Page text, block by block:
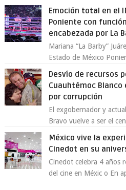
Emoción total en el
Poniente con
encabezada por La
Mariana “La Barby”
Estado de México
Supergallo La Unidad
Desvío de recursos
Cuauhtémoc
por corrupción
El exgobernador y
Bravo vuelve a ser el
México vive la
Cinedot en su
Cinedot celebra 4 años
del cine en Méxic o En